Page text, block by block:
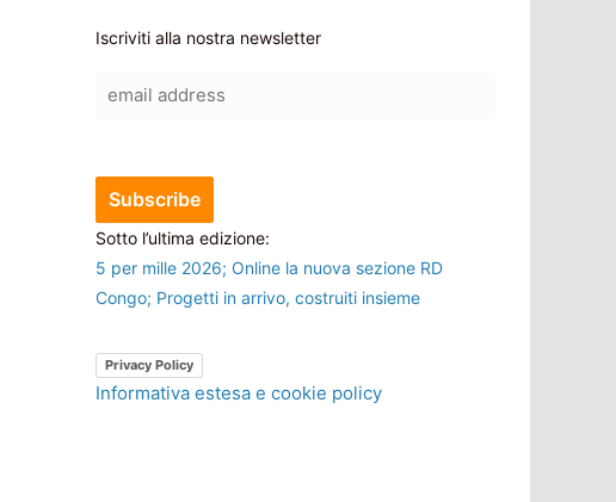
Iscriviti alla nostra newsletter
Sotto l’ultima edizione:
5 per mille 2026; Online la nuova sezione RD
Congo; Progetti in arrivo, costruiti insieme
Privacy Policy
Informativa estesa e cookie policy